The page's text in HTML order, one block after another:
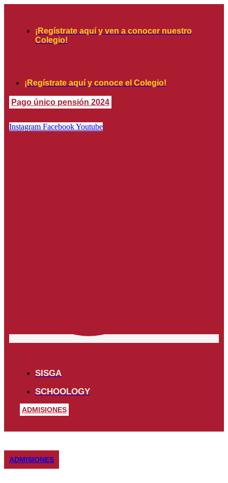
¡Regístrate aquí y ven a conocer nuestro
Colegio!
¡Regístrate aquí y conoce el Colegio!
Pago único pensión 2024
Instagram FacebookYoutube
SISGA
SCHOOLOGY
ADMISIONES
ADMISIONES